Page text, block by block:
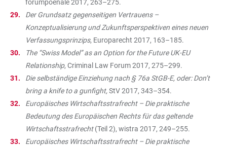
forumpoenale 2017, 263–275.
Der Grundsatz gegenseitigen Vertrauens –
Konzeptualisierung und Zukunftsperspektiven eines neuen
Verfassungsprinzips, Europarecht 2017, 163–185.
The “Swiss Model” as an Option for the Future UK-EU
Relationship, Criminal Law Forum 2017, 275–299.
Die selbständige Einziehung nach § 76a StGB-E, oder: Don’t
bring a knife to a gunfight,StV 2017, 343–354.
Europäisches Wirtschaftsstrafrecht – Die praktische
Bedeutung des Europäischen Rechts für das geltende
Wirtschaftsstrafrecht(Teil 2), wistra 2017, 249–255.
Europäisches Wirtschaftsstrafrecht – Die praktische